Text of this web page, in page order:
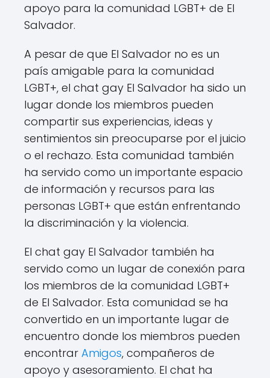
apoyo para la comunidad LGBT+ de El
Salvador.
A pesar de que El Salvador no es un
país amigable para la comunidad
LGBT+, el chat gay El Salvador ha sido un
lugar donde los miembros pueden
compartir sus experiencias, ideas y
sentimientos sin preocuparse por el juicio
o el rechazo. Esta comunidad también
ha servido como un importante espacio
de información y recursos para las
personas LGBT+ que están enfrentando
la discriminación y la violencia.
El chat gay El Salvador también ha
servido como un lugar de conexión para
los miembros de la comunidad LGBT+
de El Salvador. Esta comunidad se ha
convertido en un importante lugar de
encuentro donde los miembros pueden
encontrar Amigos, compañeros de
apoyo y asesoramiento. El chat ha